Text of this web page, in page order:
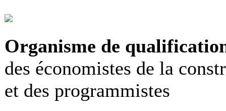
Organisme de
des économistes de la
et des programmistes